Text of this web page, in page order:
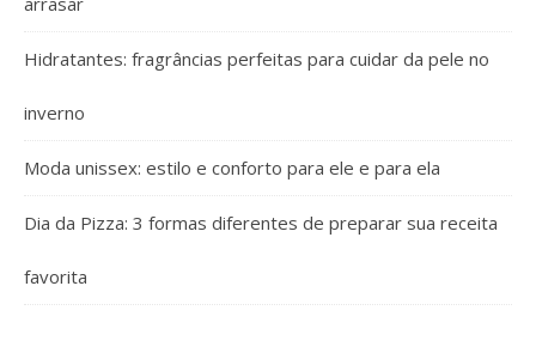
Hidratantes: fragrâncias perfeitas para cuidar da pele no
inverno
Moda unissex: estilo e conforto para ele e para ela
Dia da Pizza: 3 formas diferentes de preparar sua receita
favorita